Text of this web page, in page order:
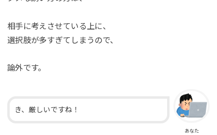
相手に考えさせている上に、
選択肢が多すぎてしまうので、
論外です。
あなた
き、厳しいですね！